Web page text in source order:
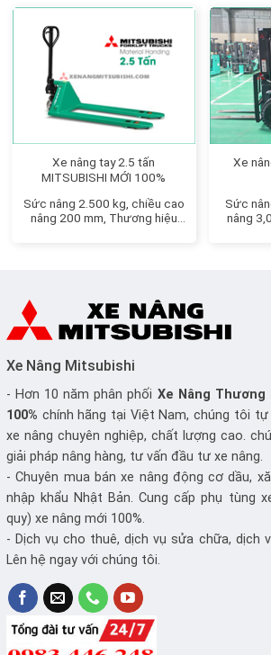
Xe nâng tay 2.5 tấn
MITSUBISHI MỚI 100%
Sức nâng 2.500 kg, chiều cao
nâng 200 mm, Thương hiệu
Xe
Sức
nâng
Xe Nâng Mitsubishi
- Hơn 10 năm phân phối Xe Nâng Thương
100% chính hãng tại Việt Nam, chúng tôi tự
xe nâng chuyên nghiệp, chất lượng cao.
giải pháp nâng hàng, tư vấn đầu tư xe nâng.
- Chuyên mua bán xe nâng động cơ dầu,
nhập khẩu Nhật Bản. Cung cấp phụ tùng
quy) xe nâng mới 100%.
- Dịch vụ cho thuê, dịch vụ sửa chữa, dịch
Lên hệ ngay với chúng tôi.